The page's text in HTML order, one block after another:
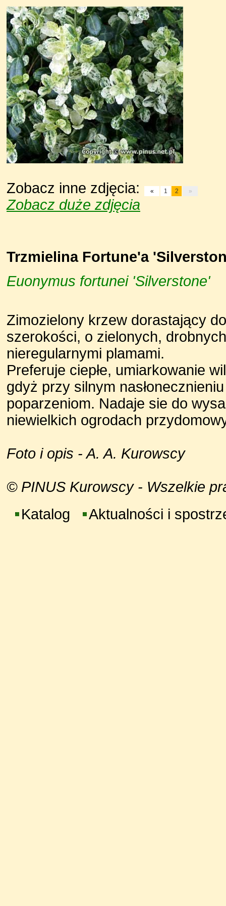
Zobacz inne zdjęcia: « 1 2 »
Zobacz duże zdjęcia
Trzmielina Fortune'a
Euonymus fortunei 'Silverstone'
Zimozielony krzew dorastający
szerokości, o zielonych,
nieregularnymi plamami.
Preferuje ciepłe, umiarkowanie
gdyż przy silnym
poparzeniom. Nadaje sie do
niewielkich ogrodach
Foto i opis - A. A. Kurowscy
© PINUS Kurowscy - Wszelkie
Katalog
Aktualności i